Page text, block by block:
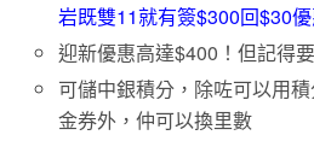
岩既雙11就有簽$300回$30
迎新優惠高達$400！但記得
可儲中銀積分，除咗可以用
金券外，仲可以換里數